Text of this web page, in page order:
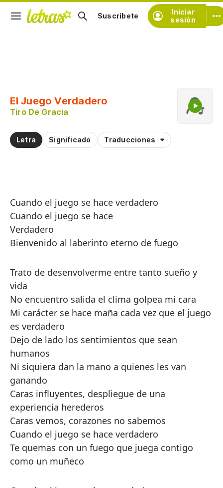
Iniciar
sesión
Suscríbete
El Juego Verdadero
Tiro De Gracia
Letra Significado Traducciones
Cuando el juego se hace verdadero
Cuando el juego se hace
Verdadero
Bienvenido al laberinto eterno de fuego
Trato de desenvolverme entre tanto sueño y
vida
No encuentro salida el clima golpea mi cara
Mi carácter se hace maña cada vez que el juego
es verdadero
Dejo de lado los sentimientos que sean
humanos
Ni siquiera dan la mano a quienes les van
ganando
Caras influyentes, despliegue de una
experiencia herederos
Caras vemos, corazones no sabemos
Cuando el juego se hace verdadero
Te quemas con un fuego que juega contigo
como un muñeco
Practicar la pronunciación de